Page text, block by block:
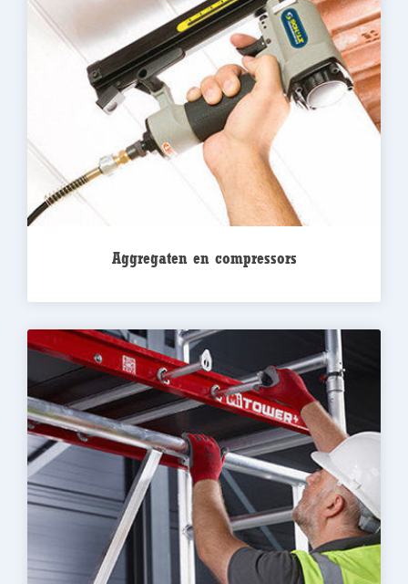
Aggregaten en compressors